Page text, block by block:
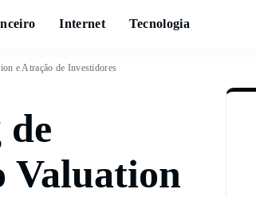
Internet Tecnologia
e Atração de Investidores
Valuation